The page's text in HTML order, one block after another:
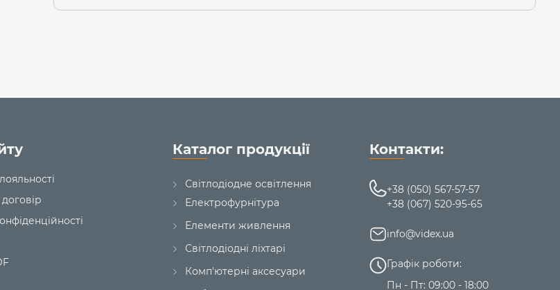
Каталог продукції
Світлодіодне освітлення
Електрофурнітура
Елементи живлення
Світлодіодні ліхтарі
Комп'ютерні аксесуари
Контакти:
+38 (050) 567-57-57
+38 (067) 520-95-65
info@videx.ua
Графік роботи:
Пн - Пт: 09:00 - 18:00